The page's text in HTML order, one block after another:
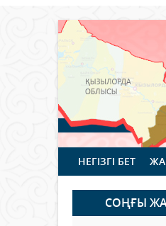
НЕГІЗГІ БЕТ
СОҢҒЫ